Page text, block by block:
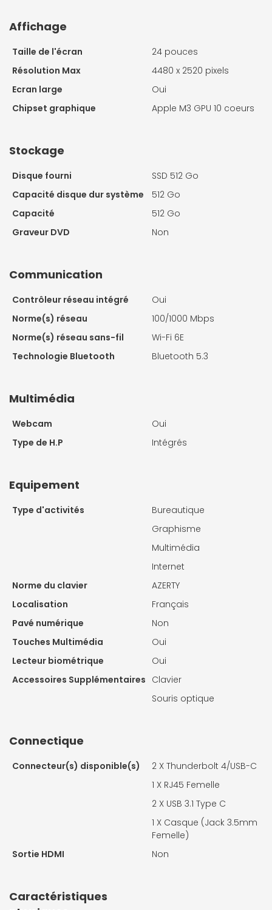
Affichage
Taille de l'écran
24 pouces
Résolution Max
4480 x 2520 pixels
Ecran large
Oui
Chipset graphique
Apple M3 GPU 10 coeurs
Stockage
Disque fourni
SSD 512 Go
Capacité disque dur système
512 Go
Capacité
512 Go
Graveur DVD
Non
Communication
Contrôleur réseau intégré
Oui
Norme(s) réseau
100/1000 Mbps
Norme(s) réseau sans-fil
Wi-Fi 6E
Technologie Bluetooth
Bluetooth 5.3
Multimédia
Webcam
Oui
Type de H.P
Intégrés
Equipement
Type d'activités
Bureautique
Graphisme
Multimédia
Internet
Norme du clavier
AZERTY
Localisation
Français
Pavé numérique
Non
Touches Multimédia
Oui
Lecteur biométrique
Oui
Accessoires Supplémentaires Clavier
Souris optique
Connectique
Connecteur(s) disponible(s) 2 X Thunderbolt 4/USB-C
1 X RJ45 Femelle
2 X USB 3.1 Type C
1 X Casque (Jack 3.5mm
Femelle)
Sortie HDMI
Non
Caractéristiques